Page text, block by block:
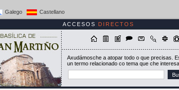
Galego Castellano
ACCESOS
DIRECTOS
Axudámosche a atopar todo o que precisas.
un termo relacionado co tema que che